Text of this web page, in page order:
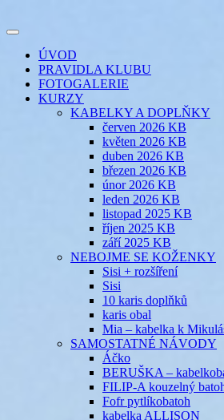
k
webuEVIKLUB
šicí klub
Toggle
navigation
ÚVOD
PRAVIDLA KLUBU
FOTOGALERIE
KURZY
KABELKY A DOPLŇKY
červen 2026 KB
květen 2026 KB
duben 2026 KB
březen 2026 KB
únor 2026 KB
leden 2026 KB
listopad 2025 KB
říjen 2025 KB
září 2025 KB
NEBOJME SE KOŽENKY
Sisi + rozšíření
Sisi
10 karis doplňků
karis obal
Mia – kabelka k
SAMOSTATNÉ NÁVODY
Áčko
BERUŠKA –
FILIP-A kouzelný
Fofr pytlíkobatoh
kabelka ALLISON